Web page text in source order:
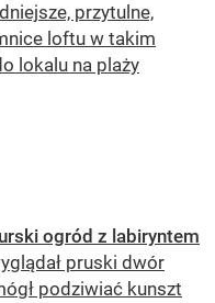
przytulne,
loftu w takim
lokalu na plaży
ogród z labiryntem
pruski dwór
podziwiać kunszt